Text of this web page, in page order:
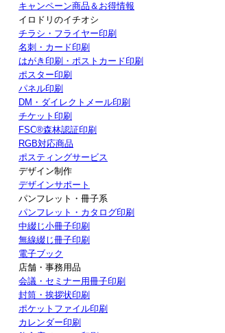
キャンペーン商品＆お得情報
イロドリのイチオシ
チラシ・フライヤー印刷
名刺・カード印刷
はがき印刷・ポストカード印刷
ポスター印刷
パネル印刷
DM・ダイレクトメール印刷
チケット印刷
FSC®森林認証印刷
RGB対応商品
ポスティングサービス
デザイン制作
デザインサポート
パンフレット・冊子系
パンフレット・カタログ印刷
中綴じ小冊子印刷
無線綴じ冊子印刷
電子ブック
店舗・事務用品
会議・セミナー用冊子印刷
封筒・挨拶状印刷
ポケットファイル印刷
カレンダー印刷